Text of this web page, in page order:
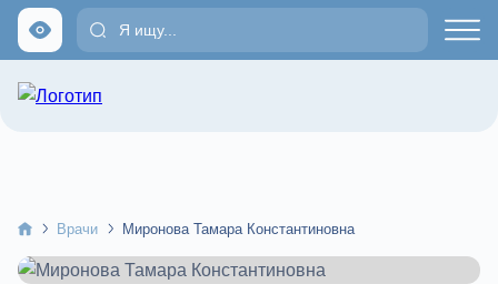
ГлавнаяВрачи Миронова Тамара Константиновна